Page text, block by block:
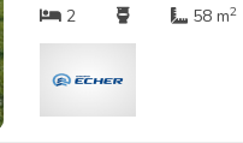
2
58 m2